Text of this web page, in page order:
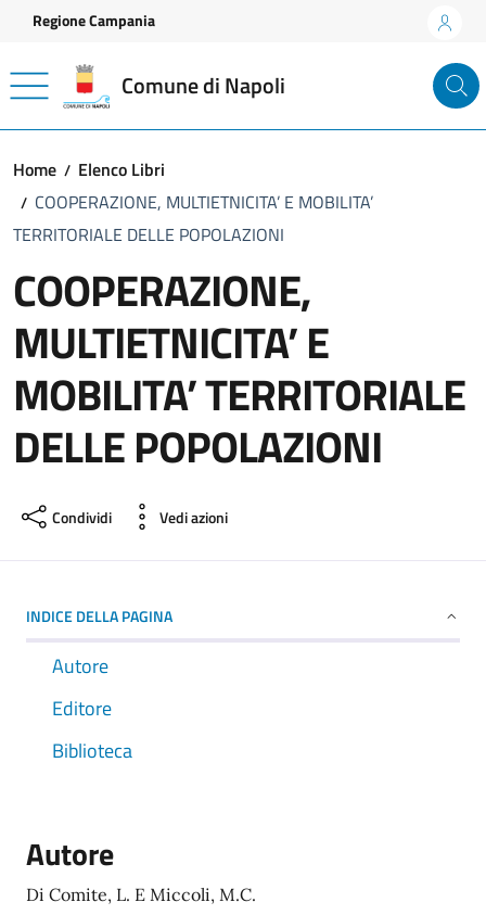
Vai ai contenuti
Vai al footer
Regione Campania
Comune di Napoli
Home
Elenco Libri
COOPERAZIONE, MULTIETNICITA’ E MOBILITA’
TERRITORIALE DELLE POPOLAZIONI
COOPERAZIONE,
MULTIETNICITA’ E
MOBILITA’ TERRITORIALE
DELLE POPOLAZIONI
Condividi Vedi azioni
INDICE DELLA PAGINA
Autore
Editore
Biblioteca
Autore
Di Comite, L. E Miccoli, M.C.